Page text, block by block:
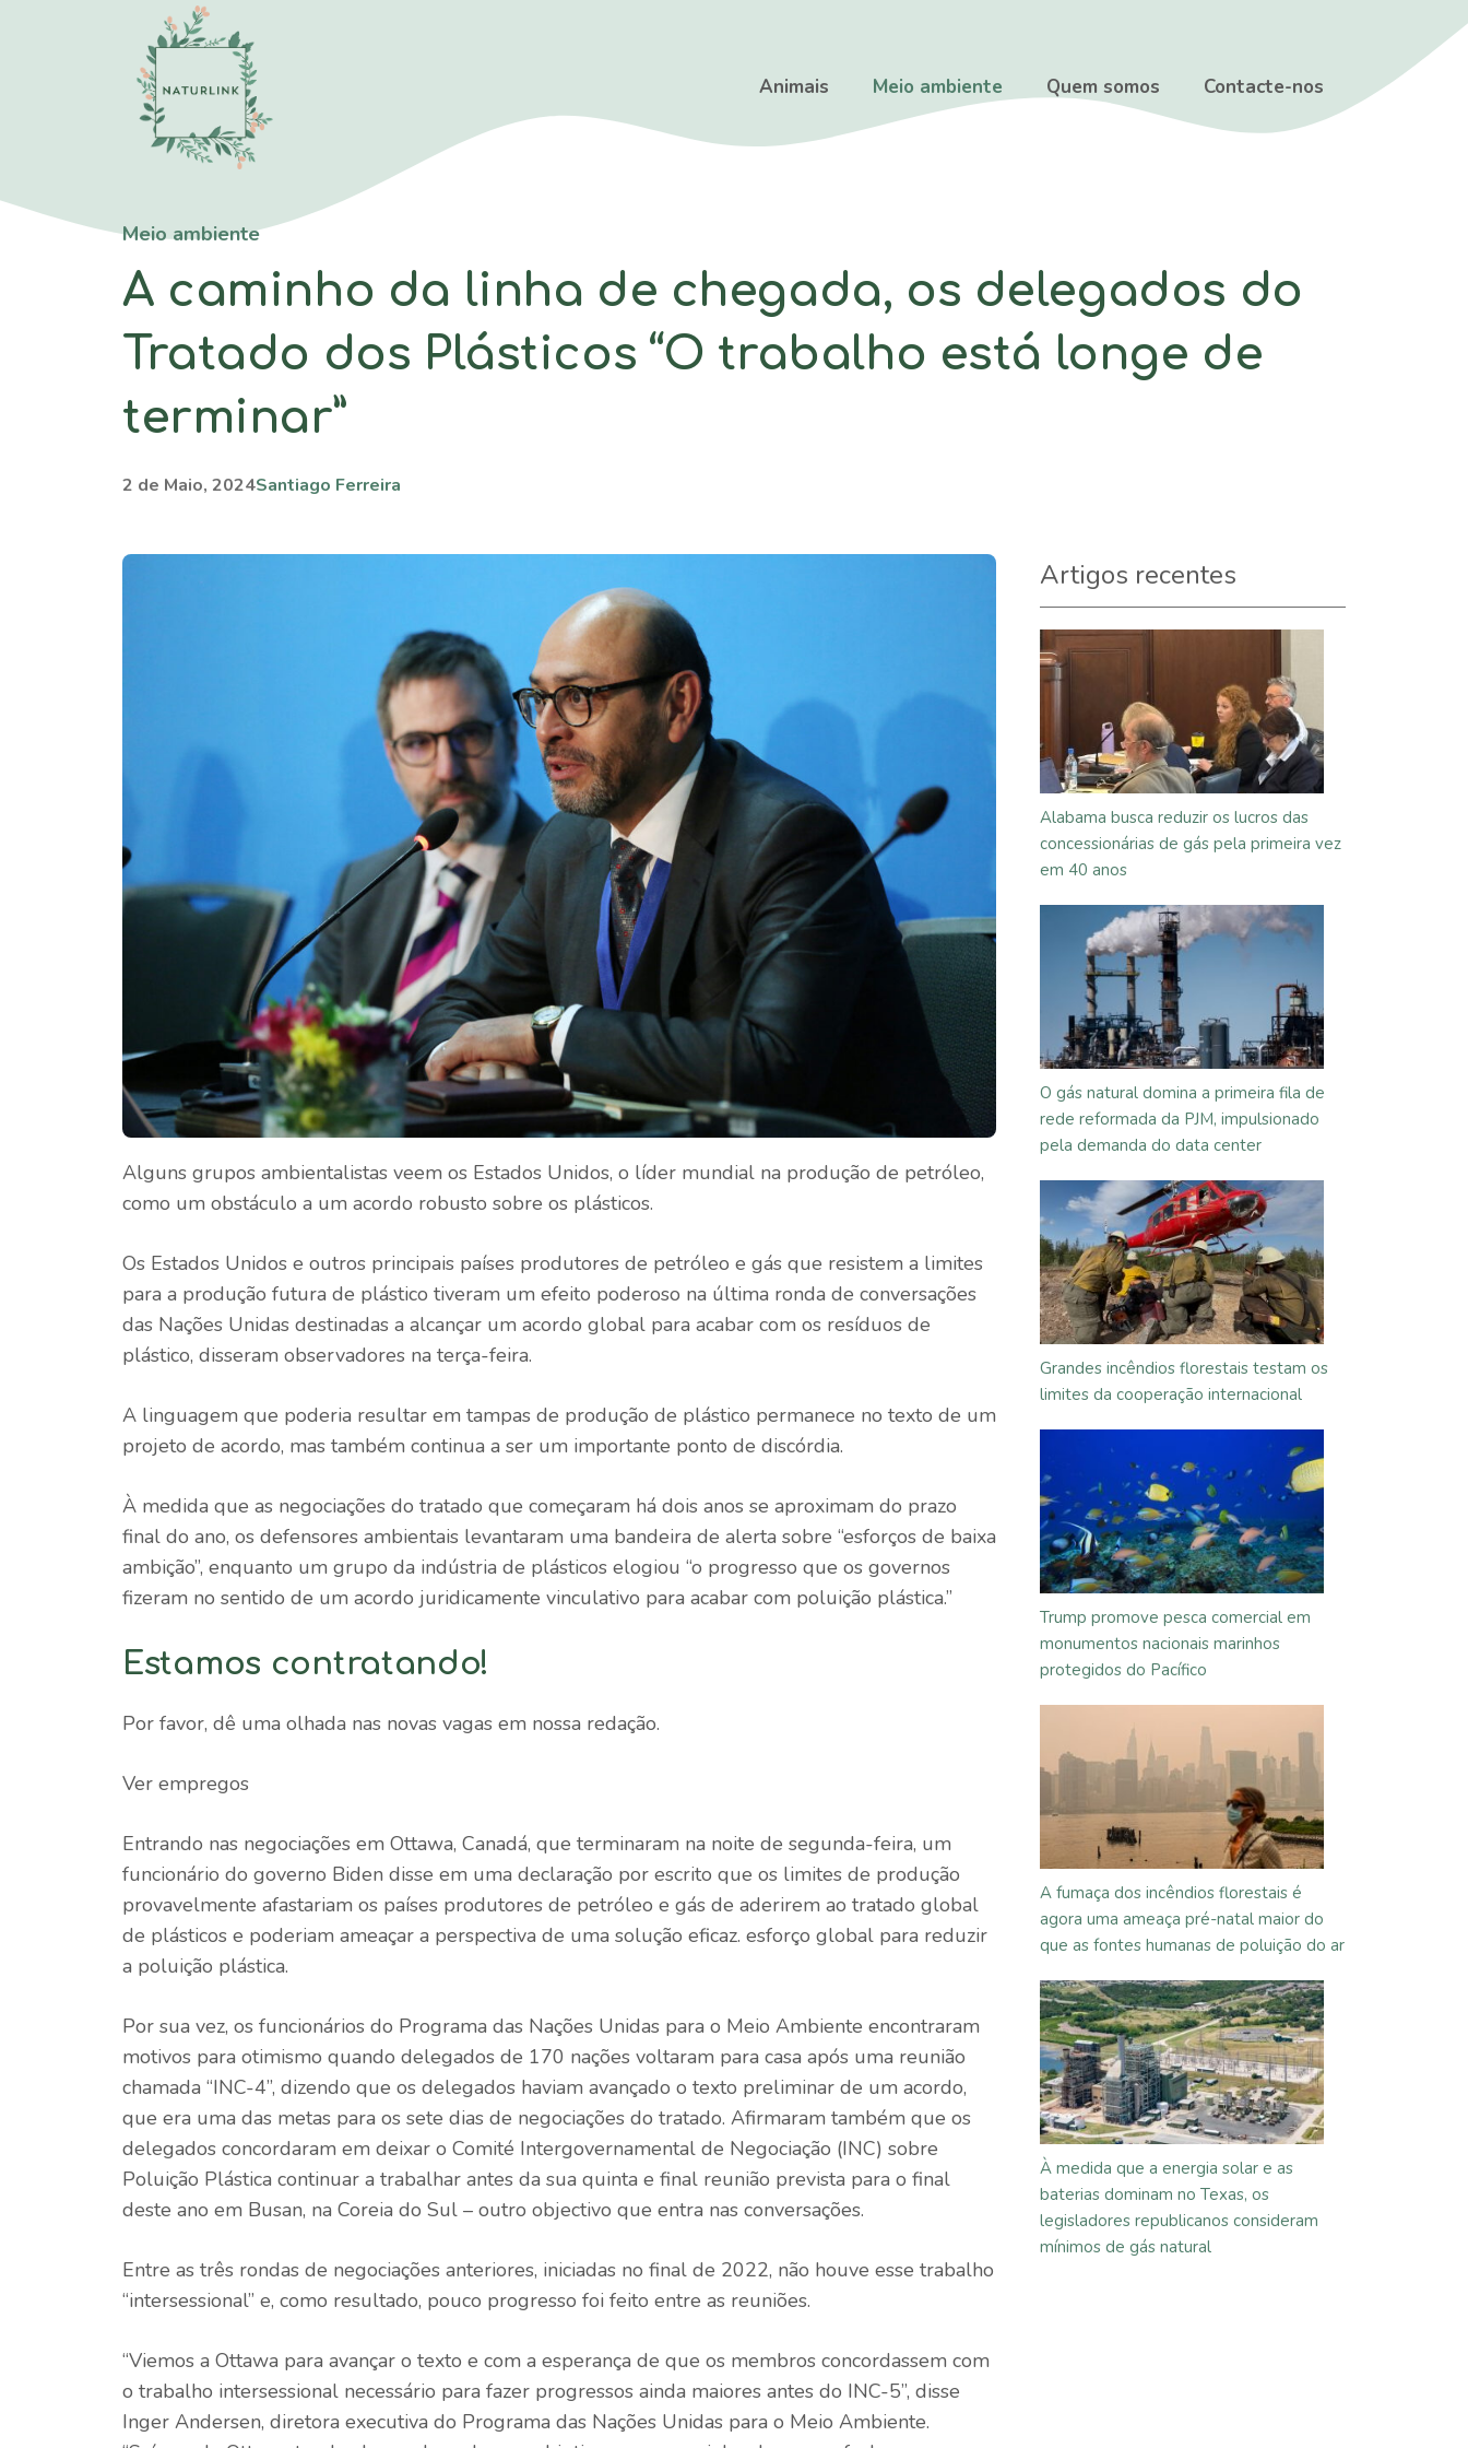
Animais Meio ambiente Quem somos Contacte-nos
Meio ambiente
A caminho da linha de chegada, os delegados do
Tratado dos Plásticos “O trabalho está longe de
terminar”
2 de Maio, 2024Santiago Ferreira
Alguns grupos ambientalistas veem os Estados Unidos, o líder mundial na produção de petróleo,
como um obstáculo a um acordo robusto sobre os plásticos.
Os Estados Unidos e outros principais países produtores de petróleo e gás que resistem a limites
para a produção futura de plástico tiveram um efeito poderoso na última ronda de conversações
das Nações Unidas destinadas a alcançar um acordo global para acabar com os resíduos de
plástico, disseram observadores na terça-feira.
A linguagem que poderia resultar em tampas de produção de plástico permanece no texto de um
projeto de acordo, mas também continua a ser um importante ponto de discórdia.
À medida que as negociações do tratado que começaram há dois anos se aproximam do prazo
final do ano, os defensores ambientais levantaram uma bandeira de alerta sobre “esforços de baixa
ambição”, enquanto um grupo da indústria de plásticos elogiou “o progresso que os governos
fizeram no sentido de um acordo juridicamente vinculativo para acabar com poluição plástica.”
Estamos contratando!
Por favor, dê uma olhada nas novas vagas em nossa redação.
Ver empregos
Entrando nas negociações em Ottawa, Canadá, que terminaram na noite de segunda-feira, um
funcionário do governo Biden disse em uma declaração por escrito que os limites de produção
provavelmente afastariam os países produtores de petróleo e gás de aderirem ao tratado global
de plásticos e poderiam ameaçar a perspectiva de uma solução eficaz. esforço global para reduzir
a poluição plástica.
Por sua vez, os funcionários do Programa das Nações Unidas para o Meio Ambiente encontraram
motivos para otimismo quando delegados de 170 nações voltaram para casa após uma reunião
chamada “INC-4”, dizendo que os delegados haviam avançado o texto preliminar de um acordo,
que era uma das metas para os sete dias de negociações do tratado. Afirmaram também que os
delegados concordaram em deixar o Comité Intergovernamental de Negociação (INC) sobre
Poluição Plástica continuar a trabalhar antes da sua quinta e final reunião prevista para o final
deste ano em Busan, na Coreia do Sul – outro objectivo que entra nas conversações.
Entre as três rondas de negociações anteriores, iniciadas no final de 2022, não houve esse trabalho
“intersessional” e, como resultado, pouco progresso foi feito entre as reuniões.
“Viemos a Ottawa para avançar o texto e com a esperança de que os membros concordassem com
o trabalho intersessional necessário para fazer progressos ainda maiores antes do INC-5”, disse
Inger Andersen, diretora executiva do Programa das Nações Unidas para o Meio Ambiente.
Artigos recentes
Alabama busca reduzir os lucros das
concessionárias de gás pela primeira vez
em 40 anos
O gás natural domina a primeira fila de
rede reformada da PJM, impulsionado
pela demanda do data center
Grandes incêndios florestais testam os
limites da cooperação internacional
Trump promove pesca comercial em
monumentos nacionais marinhos
protegidos do Pacífico
A fumaça dos incêndios florestais é
agora uma ameaça pré-natal maior do
que as fontes humanas de poluição do ar
À medida que a energia solar e as
baterias dominam no Texas, os
legisladores republicanos consideram
mínimos de gás natural